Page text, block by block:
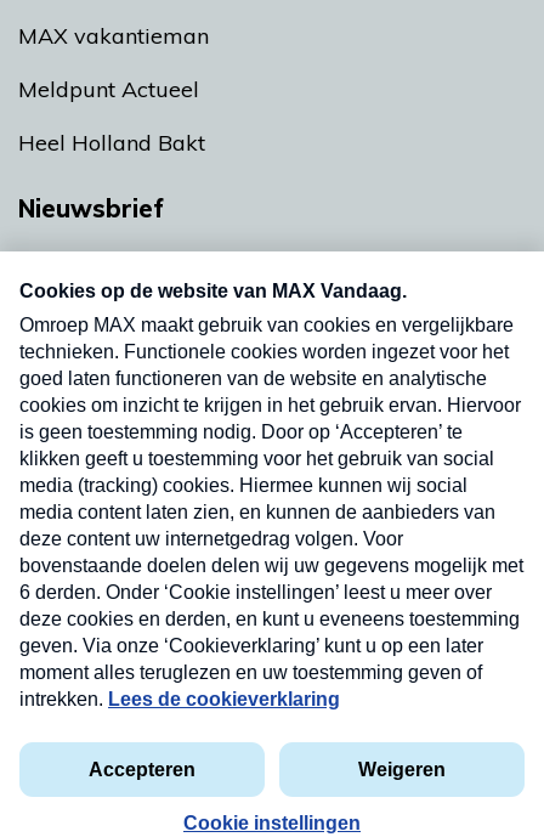
MAX vakantieman
Meldpunt Actueel
Heel Holland Bakt
Nieuwsbrief
Neem hier een gratis abonnement op onze
nieuwsbrief. Elke vrijdag- en dinsdagochtend in
uw mailbox.
Verzend
Privacyverklaring
Cookieverklaring
Kwetsbaarheid melden
Copyright © 2026 MAX Vandaag - Omroep MAX
Nieuwsbrief
Neem hier een gratis abonnement op onze
nieuwsbrief. Elke vrijdag- en dinsdagochtend in uw